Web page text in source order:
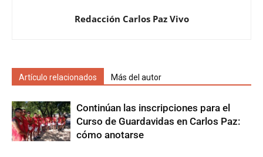
Redacción Carlos Paz Vivo
Artículo relacionados Más del autor
Continúan las inscripciones para el
Curso de Guardavidas en Carlos Paz:
cómo anotarse